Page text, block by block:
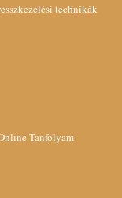
technikák
Tanfolyam